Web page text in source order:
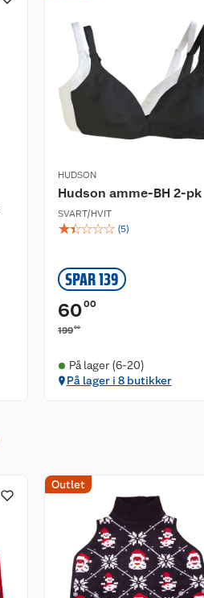
HUDSON
Hudson amme-BH 2-pk
SVART/HVIT
☆☆☆☆☆ (5)
SPAR 139
6000
19900
På lager (6-20)
På lager i 8 butikker
Outlet